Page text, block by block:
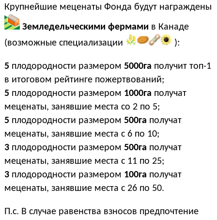
Крупнейшие меценаты Фонда будут награждены
Земледельческими фермами в Канаде
(возможные специализации
):
5плодородности размером 5000га получит топ-1
в итоговом рейтинге пожертвований;
5плодородности размером 1000га получат
меценаты, занявшие места со 2 по 5;
5плодородности размером 500га получат
меценаты, занявшие места с 6 по 10;
3плодородности размером 500га получат
меценаты, занявшие места с 11 по 25;
3плодородности размером 100га получат
меценаты, занявшие места с 26 по 50.
П.с. В случае равенства взносов предпочтение